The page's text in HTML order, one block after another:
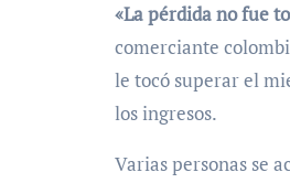
«La pérdida no fue
comerciante
le tocó superar el
los ingresos.
Varias personas se